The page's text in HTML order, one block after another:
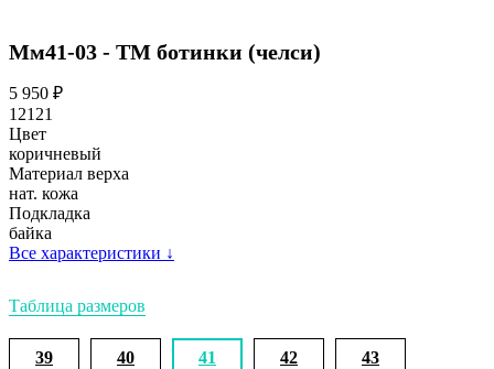
Мм41-03 - ТМ ботинки (челси)
5 950 ₽
12121
Цвет
коричневый
Материал верха
нат. кожа
Подкладка
байка
Все характеристики ↓
Таблица размеров
39 40 41 42 43